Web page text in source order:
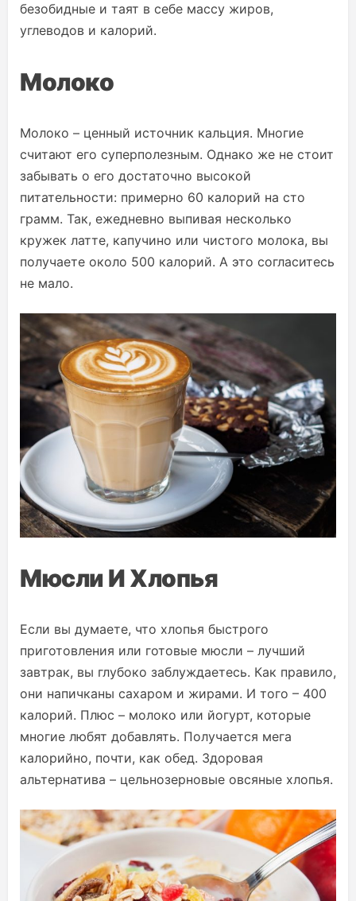
безобидные и таят в себе массу жиров,
углеводов и калорий.
Молоко
Молоко – ценный источник кальция. Многие
считают его суперполезным. Однако же не стоит
забывать о его достаточно высокой
питательности: примерно 60 калорий на сто
грамм. Так, ежедневно выпивая несколько
кружек латте, капучино или чистого молока, вы
получаете около 500 калорий. А это согласитесь
не мало.
Мюсли И Хлопья
Если вы думаете, что хлопья быстрого
приготовления или готовые мюсли – лучший
завтрак, вы глубоко заблуждаетесь. Как правило,
они напичканы сахаром и жирами. И того – 400
калорий. Плюс – молоко или йогурт, которые
многие любят добавлять. Получается мега
калорийно, почти, как обед. Здоровая
альтернатива – цельнозерновые овсяные хлопья.